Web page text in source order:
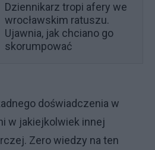
Dziennikarz tropi afery we
wrocławskim ratuszu.
Ujawnia, jak chciano go
skorumpować
doświadczenia w
w jakiejkolwiek innej
Zero wiedzy na ten